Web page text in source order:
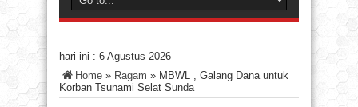
hari ini : 6 Agustus 2026
Home » Ragam » MBWL , Galang Dana untuk
Korban Tsunami Selat Sunda